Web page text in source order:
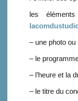
les
– une photo ou
– le
– l’heure et la
– le titre du